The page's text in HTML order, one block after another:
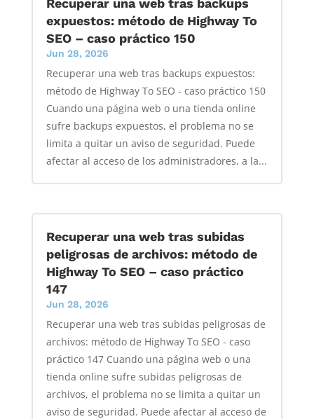
expuestos: método de Highway To
SEO – caso práctico 150
Jun 28, 2026
Recuperar una web tras backups expuestos:
método de Highway To SEO - caso práctico 150
Cuando una página web o una tienda online
sufre backups expuestos, el problema no se
limita a quitar un aviso de seguridad. Puede
afectar al acceso de los administradores, a la...
Recuperar una web tras subidas
peligrosas de archivos: método de
Highway To SEO – caso práctico
147
Jun 28, 2026
Recuperar una web tras subidas peligrosas de
archivos: método de Highway To SEO - caso
práctico 147 Cuando una página web o una
tienda online sufre subidas peligrosas de
archivos, el problema no se limita a quitar un
aviso de seguridad. Puede afectar al acceso de